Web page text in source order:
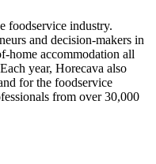
foodservice industry.
and decision-makers in
home accommodation all
year, Horecava also
for the foodservice
from over 30,000